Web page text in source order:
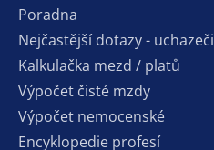
Poradna
Nejčastější dotazy - uchazeči
Kalkulačka mezd / platů
Výpočet čisté mzdy
Výpočet nemocenské
Encyklopedie profesí